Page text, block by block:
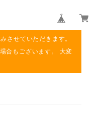
させていただきます。
合もございます。 大変